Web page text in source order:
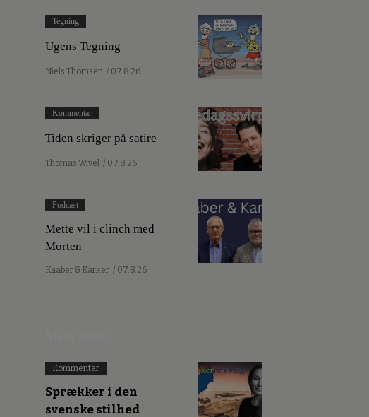
Tegning
Ugens Tegning
Niels Thomsen / 07.8.26
Kommentar
Tiden skriger på satire
Thomas Wivel / 07.8.26
Podcast
Mette vil i clinch med
Morten
Kaaber & Karker / 07.8.26
Kommentar
Sprækker i den
svenske stilhed